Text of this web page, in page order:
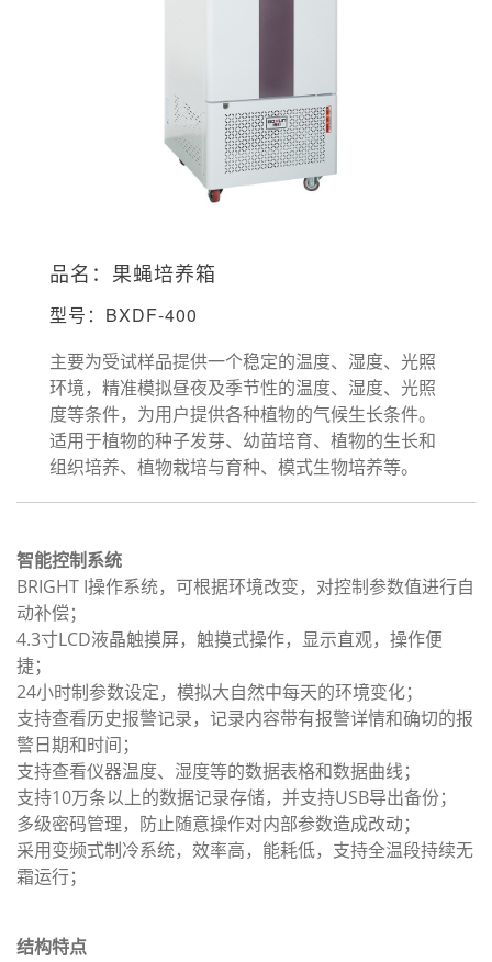
品名：果蝇培养箱
型号：BXDF-400
主要为受试样品提供一个稳定的温度、湿度、光照
环境，精准模拟昼夜及季节性的温度、湿度、光照
度等条件，为用户提供各种植物的气候生长条件。
适用于植物的种子发芽、幼苗培育、植物的生长和
组织培养、植物栽培与育种、模式生物培养等。
智能控制系统
BRIGHT I操作系统，可根据环境改变，对控制参数值进行自
动补偿；
4.3寸LCD液晶触摸屏，触摸式操作，显示直观，操作便
捷；
24小时制参数设定，模拟大自然中每天的环境变化；
支持查看历史报警记录，记录内容带有报警详情和确切的报
警日期和时间；
支持查看仪器温度、湿度等的数据表格和数据曲线；
支持10万条以上的数据记录存储，并支持USB导出备份；
多级密码管理，防止随意操作对内部参数造成改动；
采用变频式制冷系统，效率高，能耗低，支持全温段持续无
霜运行；
结构特点